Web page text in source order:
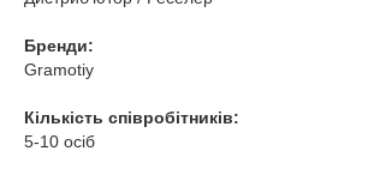
Бренди:
Gramotiy
Кількість співробітників:
5-10 осіб